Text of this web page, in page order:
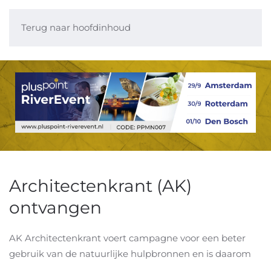
Terug naar hoofdinhoud
Architectenkrant (AK)
ontvangen
AK Architectenkrant voert campagne voor een beter
gebruik van de natuurlijke hulpbronnen en is daarom